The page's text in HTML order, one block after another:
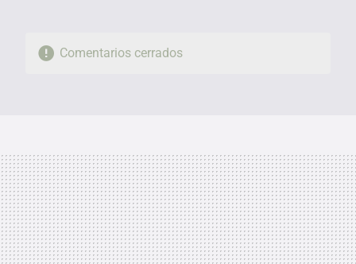
Comentarios cerrados